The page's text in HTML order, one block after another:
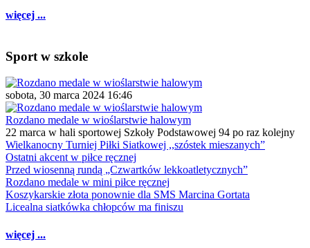
więcej ...
Sport w szkole
sobota, 30 marca 2024 16:46
Rozdano medale w wioślarstwie halowym
22 marca w hali sportowej Szkoły Podstawowej 94 po raz kolejny
Wielkanocny Turniej Piłki Siatkowej ,,szóstek mieszanych”
Ostatni akcent w piłce ręcznej
Przed wiosenną rundą „Czwartków lekkoatletycznych”
Rozdano medale w mini piłce ręcznej
Koszykarskie złota ponownie dla SMS Marcina Gortata
Licealna siatkówka chłopców ma finiszu
więcej ...